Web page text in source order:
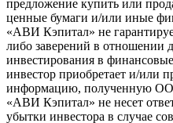
предложение купить или
ценные бумаги и/или иные
«АВИ Кэпитал» не
либо заверений в отношении
инвестирования в
инвестор приобретает и/или
информацию, полученную
«АВИ Кэпитал» не несет
убытки инвестора в случае